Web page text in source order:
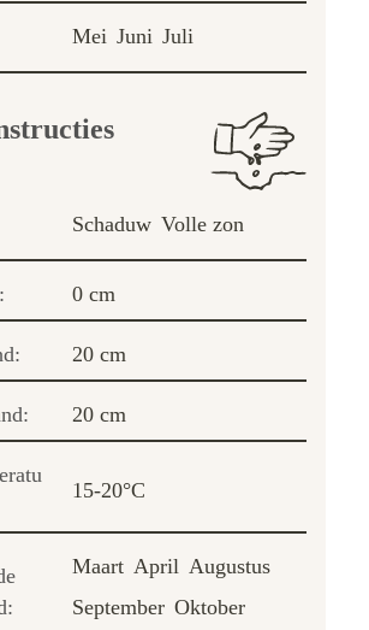
Mei Juni Juli
Schaduw Volle zon
0 cm
20 cm
20 cm
15-20°C
Maart April Augustus
September Oktober